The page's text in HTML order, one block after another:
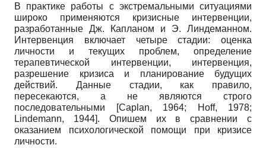
В практике работы с экстремальными ситуациями
широко применяются кризисные интервенции,
разработанные Дж. Капланом и Э. Линдеманном.
Интервенция включает четыре стадии: оценка
личности и текущих проблем, определение
терапевтической интервенции, интервенция,
разрешение кризиса и планирование будущих
действий. Данные стадии, как правило,
пересекаются, а не являются строго
последовательными
[Caplan, 1964; Hoff, 1978;
Lindemann, 1944]. Опишем их в сравнении с
оказанием психологической помощи при кризисе
личности.